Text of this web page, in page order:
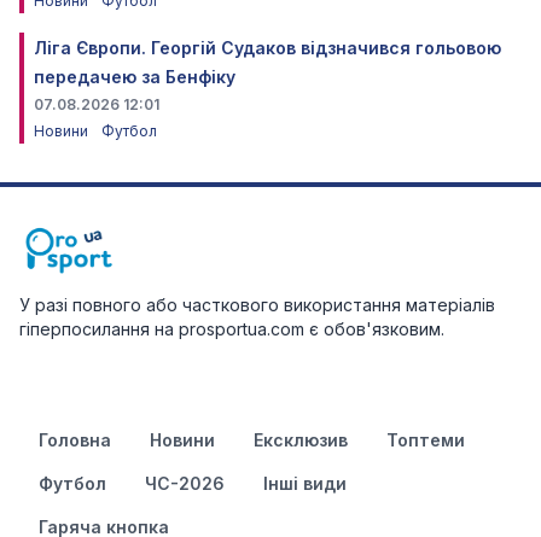
Ліга Європи. Георгій Судаков відзначився гольовою
передачею за Бенфіку
07.08.2026 12:01
Новини
Футбол
У разі повного або часткового використання матеріалів
гіперпосилання на prosportua.com є обов'язковим.
Головна Новини Ексклюзив Топтеми
Футбол ЧС-2026 Інші види
Гаряча кнопка